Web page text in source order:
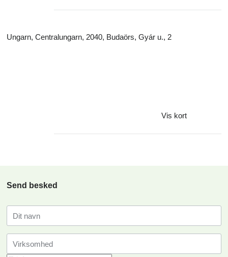
Ungarn, Centralungarn, 2040, Budaörs, Gyár u., 2
Vis kort
Send besked